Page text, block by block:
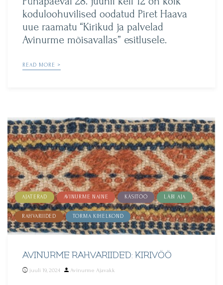
koduloohuvilised oodatud Piret Haava
uue raamatu “Kirikud ja palvelad
Avinurme mõisavallas” esitlusele.
READ MORE >
AJATERAD AVINURME NAINE KÄSITÖÖ LÄBI AJA
RAHVARIIDED TORMA KIHELKOND
AVINURME RAHVARIIDED: KIRIVÖÖ
juuli 19, 2024
Posted
Avinurme Ajavakk